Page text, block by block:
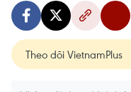
Theo dõi VietnamPlus